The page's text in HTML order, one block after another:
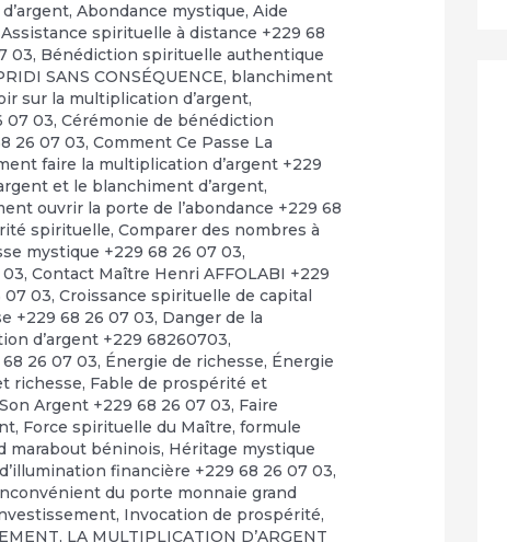
,Abondance mystique,Aide
Assistance spirituelle à distance +229 68
03, Bénédiction spirituelle authentique
SANS CONSÉQUENCE, blanchiment
sur la multiplication d’argent,
07 03,Cérémonie de bénédiction
26 07 03,Comment Ce Passe La
faire la multiplication d’argent +229
et le blanchiment d’argent,
ouvrir la porte de l’abondance +229 68
spirituelle,Comparer des nombres à
mystique +229 68 26 07 03,
,Contact Maître Henri AFFOLABI +229
07 03,Croissance spirituelle de capital
+229 68 26 07 03, Danger de la
d’argent +229 68260703,
26 07 03, Énergie de richesse, Énergie
richesse, Fable de prospérité et
Argent +229 68 26 07 03, Faire
, Force spirituelle du Maître,formule
marabout béninois, Héritage mystique
financière +229 68 26 07 03,
du porte monnaie grand
, Invocation de prospérité,
, LA MULTIPLICATION D’ARGENT